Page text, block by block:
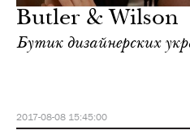
Butler & Wilson
Бутик дизайнерских
2017-08-08 15:45:00